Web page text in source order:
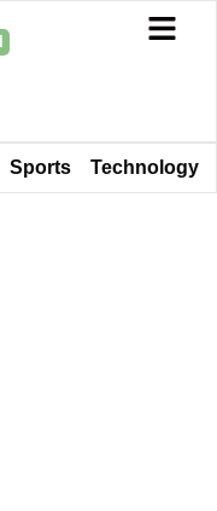
Sports Technology